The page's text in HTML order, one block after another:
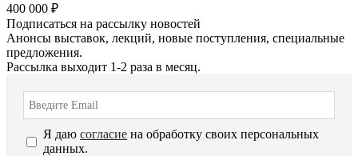
400 000 ₽
Подписаться на рассылку новостей
Анонсы выставок, лекций, новые поступления, специальные
предложения.
Рассылка выходит 1-2 раза в месяц.
Я даю согласие на обработку своих персональных
данных.